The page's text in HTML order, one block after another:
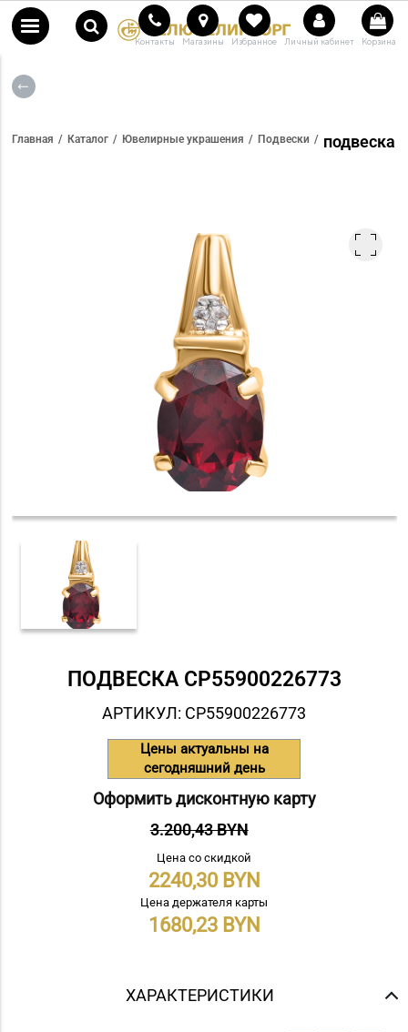
Контакты Магазины Избранное Личный кабинет Корзина
Главная Каталог Ювелирные украшения Подвески подвеска
ПОДВЕСКА СP55900226773
АРТИКУЛ: СP55900226773
Цены актуальны на
сегодняшний день
Оформить дисконтную карту
3.200,43 BYN
Цена со скидкой
2240,30
Цена держателя карты
1680,23
ХАРАКТЕРИСТИКИ